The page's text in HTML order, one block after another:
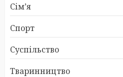
Сім’я
Спорт
Суспільство
Тваринництво